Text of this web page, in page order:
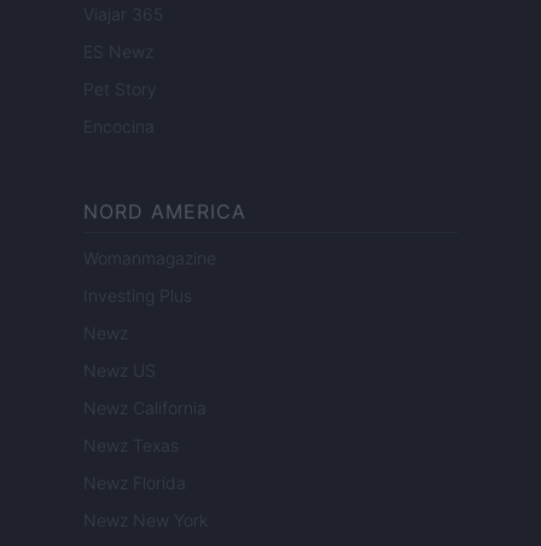
Viajar 365
ES Newz
Pet Story
Encocina
NORD AMERICA
Womanmagazine
Investing Plus
Newz
Newz US
Newz California
Newz Texas
Newz Florida
Newz New York